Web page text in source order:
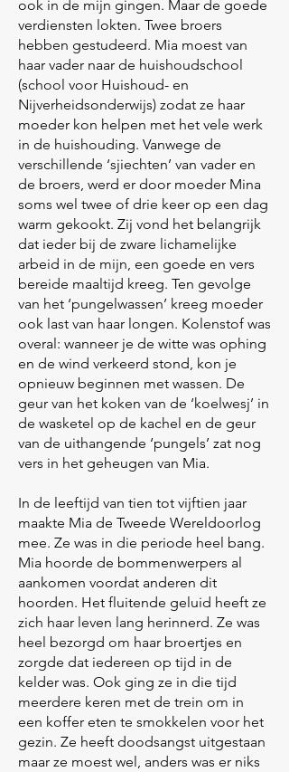
ook in de mijn gingen. Maar de goede
verdiensten lokten. Twee broers
hebben gestudeerd. Mia moest van
haar vader naar de huishoudschool
(school voor Huishoud- en
Nijverheidsonderwijs) zodat ze haar
moeder kon helpen met het vele werk
in de huishouding. Vanwege de
verschillende ‘sjiechten’ van vader en
de broers, werd er door moeder Mina
soms wel twee of drie keer op een dag
warm gekookt. Zij vond het belangrijk
dat ieder bij de zware lichamelijke
arbeid in de mijn, een goede en vers
bereide maaltijd kreeg. Ten gevolge
van het ‘pungelwassen’ kreeg moeder
ook last van haar longen. Kolenstof was
overal: wanneer je de witte was ophing
en de wind verkeerd stond, kon je
opnieuw beginnen met wassen. De
geur van het koken van de ‘koelwesj’ in
de wasketel op de kachel en de geur
van de uithangende ‘pungels’ zat nog
vers in het geheugen van Mia.
In de leeftijd van tien tot vijftien jaar
maakte Mia de Tweede Wereldoorlog
mee. Ze was in die periode heel bang.
Mia hoorde de bommenwerpers al
aankomen voordat anderen dit
hoorden. Het fluitende geluid heeft ze
zich haar leven lang herinnerd. Ze was
heel bezorgd om haar broertjes en
zorgde dat iedereen op tijd in de
kelder was. Ook ging ze in die tijd
meerdere keren met de trein om in
een koffer eten te smokkelen voor het
gezin. Ze heeft doodsangst uitgestaan
maar ze moest wel, anders was er niks